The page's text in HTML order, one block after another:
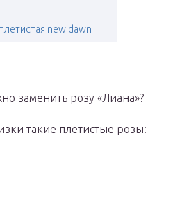
new dawn
заменить розу «Лиана»?
такие плетистые розы: